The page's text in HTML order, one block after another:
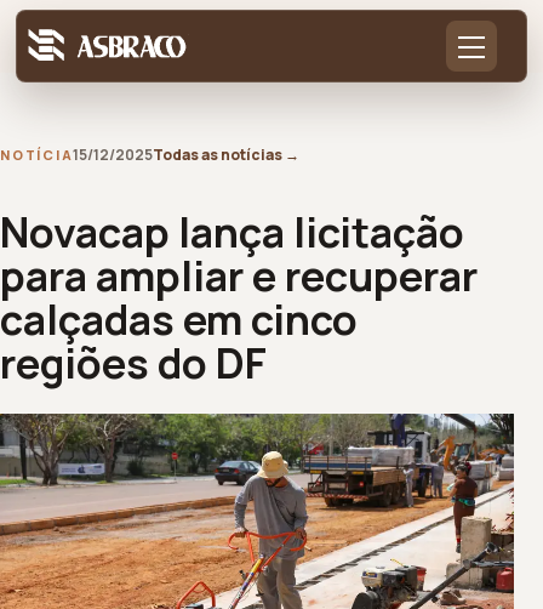
NOTÍCIA15/12/2025Todas as notícias →
Novacap lança licitação
para ampliar e recuperar
calçadas em cinco
regiões do DF